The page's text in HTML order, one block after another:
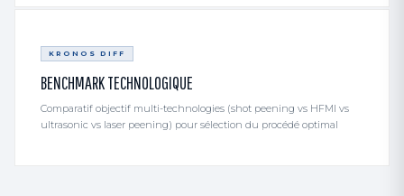
KRONOS DIFF
BENCHMARK TECHNOLOGIQUE
Comparatif objectif multi-technologies (shot peening vs HFMI vs
ultrasonic vs laser peening) pour sélection du procédé optimal